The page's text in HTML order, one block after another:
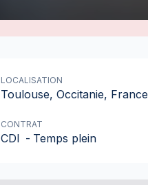
LOCALISATION
Toulouse, Occitanie, France
CONTRAT
CDI - Temps plein